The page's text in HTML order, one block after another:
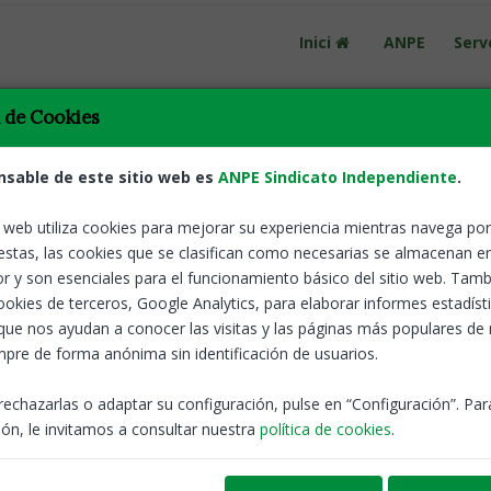
Inici ANPE
Catalunya 28
Decrets de modificació dels currrículums.
BOE
Cookies
de este sitio web es ANPE Sindicato Independiente.
utiliza cookies para mejorar su experiencia mientras navega
las cookies que se clasifican como necesarias se almacenan
y son esenciales para el funcionamiento básico del sitio web.
de terceros, Google Analytics, para elaborar informes
nos ayudan a conocer las visitas y las páginas más populares de
de forma anónima sin identificación de usuarios.
o adaptar su configuración, pulse en “Configuración”.
le invitamos a consultar nuestra política de cookies.